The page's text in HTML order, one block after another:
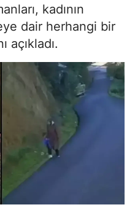
kadının
dair herhangi bir
açıkladı.